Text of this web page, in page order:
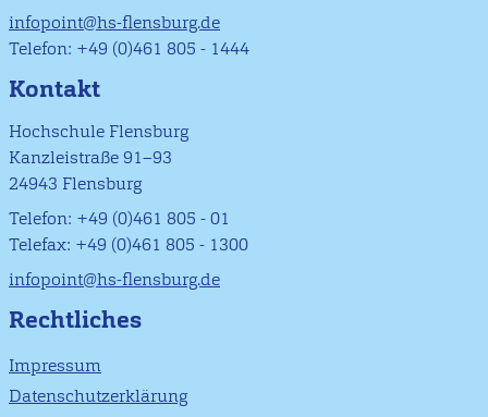
infopoint@hs-flensburg.de
Telefon: +49 (0)461 805 - 1444
Kontakt
Hochschule Flensburg
Kanzleistraße 91–93
24943 Flensburg
Telefon: +49 (0)461 805 - 01
Telefax: +49 (0)461 805 - 1300
infopoint@hs-flensburg.de
Rechtliches
Impressum
Datenschutzerklärung